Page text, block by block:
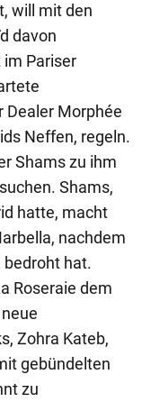
will mit den
davon
Pariser
Dealer Morphée
Neffen, regeln.
Shams zu ihm
Shams,
hatte, macht
nachdem
hat.
Roseraie dem
Zohra Kateb,
gebündelten
zu